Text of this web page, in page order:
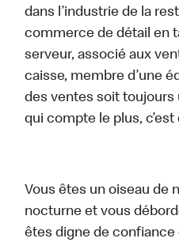
dans l’industrie de la
commerce de détail en
serveur, associé aux
caisse, membre d’une
des ventes soit toujours
qui compte le plus,
Vous êtes un oiseau de
nocturne et vous
êtes digne de confiance